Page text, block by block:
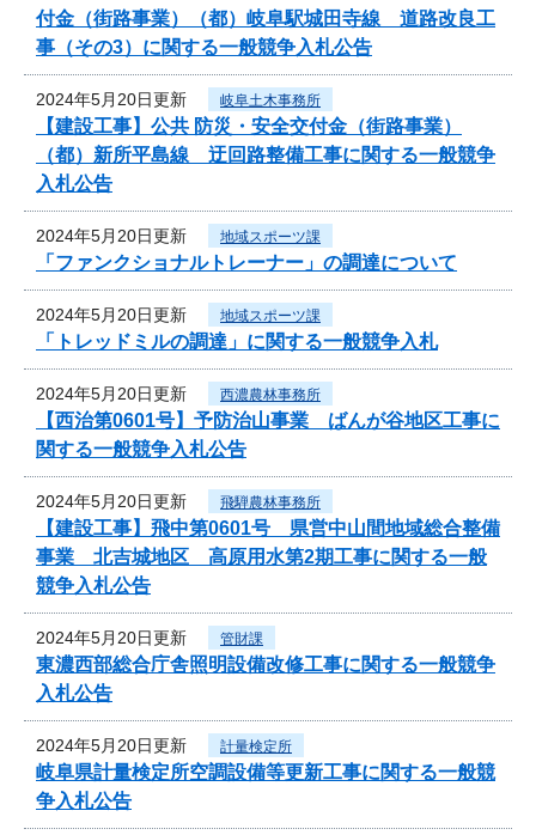
付金（街路事業）（都）岐阜駅城田寺線 道路改良工
事（その3）に関する一般競争入札公告
2024年5月20日更新 岐阜土木事務所
【建設工事】公共 防災・安全交付金（街路事業）
（都）新所平島線 迂回路整備工事に関する一般競争
入札公告
2024年5月20日更新 地域スポーツ課
「ファンクショナルトレーナー」の調達について
2024年5月20日更新 地域スポーツ課
「トレッドミルの調達」に関する一般競争入札
2024年5月20日更新 西濃農林事務所
【西治第0601号】予防治山事業 ばんが谷地区工事に
関する一般競争入札公告
2024年5月20日更新 飛騨農林事務所
【建設工事】飛中第0601号 県営中山間地域総合整備
事業 北吉城地区 高原用水第2期工事に関する一般
競争入札公告
2024年5月20日更新 管財課
東濃西部総合庁舎照明設備改修工事に関する一般競争
入札公告
2024年5月20日更新 計量検定所
岐阜県計量検定所空調設備等更新工事に関する一般競
争入札公告